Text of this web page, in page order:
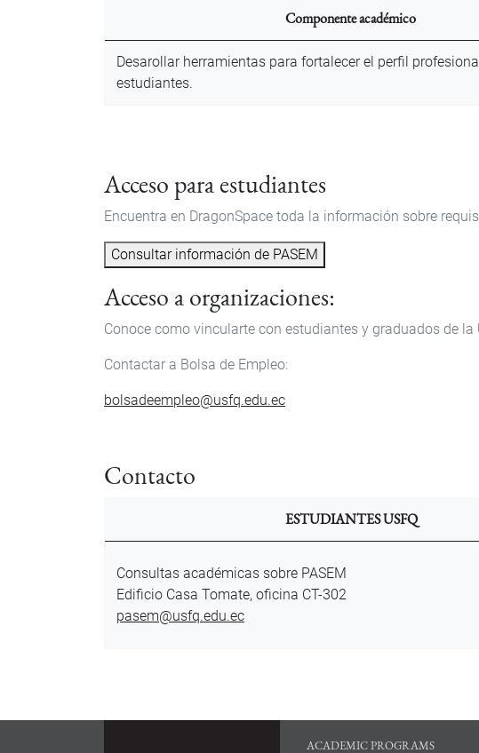
Componente académico
Desarollar herramientas para fortalecer el perfil
estudiantes.
Acceso para estudiantes
Encuentra en DragonSpace toda la información sobre
Consultar información de PASEM
Acceso a organizaciones:
Conoce como vincularte con estudiantes y graduados de
Contactar a Bolsa de Empleo:
bolsadeempleo@usfq.edu.ec
Contacto
ESTUDIANTES USFQ
Consultas académicas sobre PASEM
Edificio Casa Tomate, oficina CT-302
pasem@usfq.edu.ec
ACADEMIC PROGRAMS